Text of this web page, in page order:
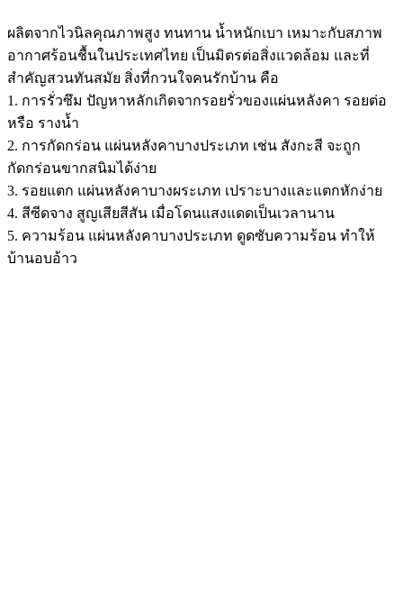
ผลิตจากไวนิลคุณภาพสูง ทนทาน น้ำหนักเบา เหมาะกับสภาพ
อากาศร้อนชื้นในประเทศไทย เป็นมิตรต่อสิ่งแวดล้อม และที่
สำคัญสวนทันสมัย สิ่งที่กวนใจคนรักบ้าน คือ
1. การรั่วซึม ปัญหาหลักเกิดจากรอยรั่วของแผ่นหลังคา รอยต่อ
หรือ รางน้ำ
2. การกัดกร่อน แผ่นหลังคาบางประเภท เช่น สังกะสี จะถูก
กัดกร่อนขากสนิมได้ง่าย
3. รอยแตก แผ่นหลังคาบางผระเภท เปราะบางและแตกหักง่าย
4. สีซีดจาง สูญเสียสีสัน เมื่อโดนแสงแดดเป็นเวลานาน
5. ความร้อน แผ่นหลังคาบางประเภท ดูดซับความร้อน ทำให้
บ้านอบอ้าว